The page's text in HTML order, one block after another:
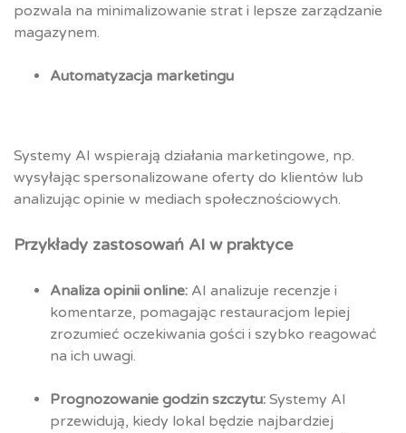
pozwala na minimalizowanie strat i lepsze zarządzanie
magazynem.
Automatyzacja marketingu
Systemy AI wspierają działania marketingowe, np.
wysyłając spersonalizowane oferty do klientów lub
analizując opinie w mediach społecznościowych.
Przykłady zastosowań AI w praktyce
Analiza opinii online: AI analizuje recenzje i
komentarze, pomagając restauracjom lepiej
zrozumieć oczekiwania gości i szybko reagować
na ich uwagi.
Prognozowanie godzin szczytu: Systemy AI
przewidują, kiedy lokal będzie najbardziej